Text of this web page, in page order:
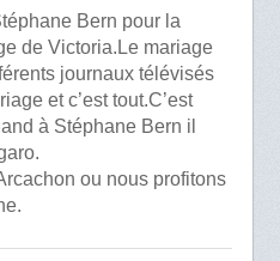
Bern pour la
de Victoria.Le mariage
journaux télévisés
et c’est tout.C’est
à Stéphane Bern il
ou nous profitons